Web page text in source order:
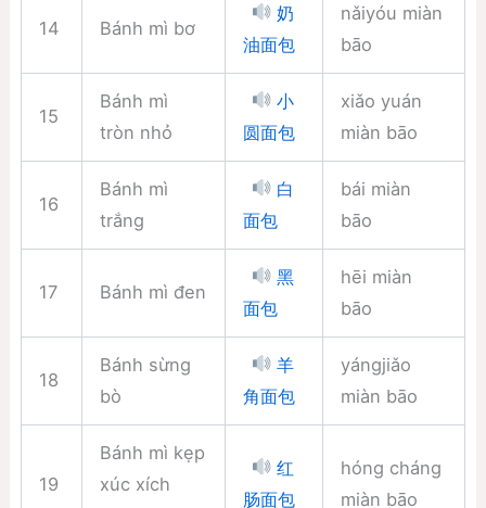
14 Bánh mì bơ
奶
油面包
nǎiyóu miàn
bāo
15
Bánh mì
tròn nhỏ
小
圆面包
xiǎo yuán
miàn bāo
16
Bánh mì
trắng
白
面包
bái miàn
bāo
17 Bánh mì đen
黑
面包
hēi miàn
bāo
18
Bánh sừng
bò
羊
角面包
yángjiǎo
miàn bāo
19
Bánh mì kẹp
xúc xích
红
肠面包
hóng cháng
miàn bāo